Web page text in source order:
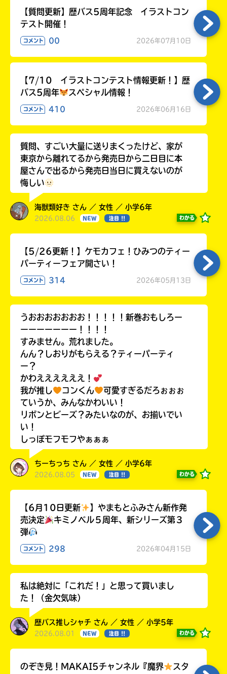
【質問更新】歴バス5周年記念 イラストコン
テスト開催！
コメント 00 2026年07月10日
【7/10 イラストコンテスト情報更新！】歴
バス5周年
スペシャル情報！
コメント 410 2026年06月16日
質問、すごい大量に送りまくったけど、家が
東京から離れてるから発売日から二日目に本
屋さんで出るから発売日当日に買えないのが
悔しい
海獣類好き さん ／ 女性 ／ 小学6年
2026.08.06 NEW 注目 !! わかる
【5/26更新！】ケモカフェ！ひみつのティー
パーティーフェア開さい！
コメント 314 2026年05月13日
うおおおおおおお！！！！！新巻おもしろー
ーーーーーーー！！！！
すみません。荒れました。
んん？しおりがもらえる？ティーパーティ
ー？
かわええええええ！
我が推し
コンくん
可愛すぎるだろぉぉぉ
ていうか、みんなかわいい！
リボンとビーズ？みたいなのが、お揃いでい
い！
しっぽモフモフやぁぁぁ
ちーちっち さん ／ 女性 ／ 小学6年
2026.08.05 NEW 注目 !! わかる
【6月10日更新
】やまもとふみさん新作発
売決定
キミノベル５周年、新シリーズ第３
弾
コメント 298 2026年04月15日
私は絶対に「これだ！」と思って買いまし
た！（金欠気味）
歴バス推しシャチ さん ／ 女性 ／ 小学5年
2026.08.01 NEW 注目 !! わかる
のぞき見！MAKAI5チャンネル『魔界
スタ